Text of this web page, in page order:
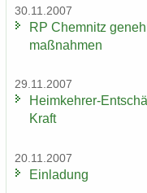
30.11.2007
RP Chem­nitz
maß­nah­men
29.11.2007
Heimkehrer-​
Kraft
20.11.2007
Ein­la­dung